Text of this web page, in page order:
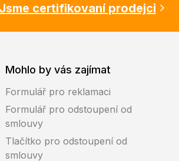
Jsme certifikovaní prodejci
Mohlo by vás zajímat
Formulář pro reklamaci
Formulář pro odstoupení od
smlouvy
Tlačítko pro odstoupení od
smlouvy